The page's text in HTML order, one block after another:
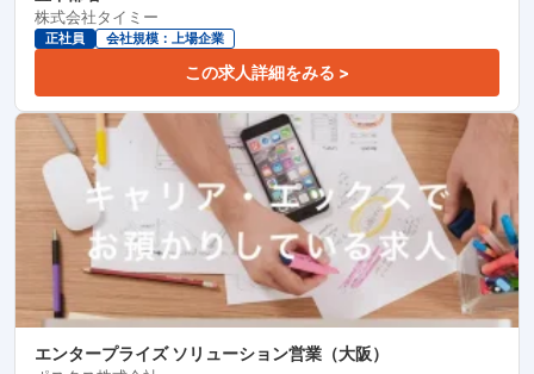
株式会社タイミー
正社員 会社規模：上場企業
この求人詳細をみる >
エンタープライズ ソリューション営業（大阪）